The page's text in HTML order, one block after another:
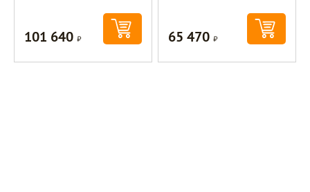
101 640Р 65 470Р